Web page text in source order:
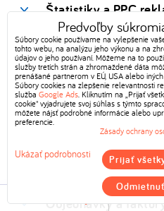
Štatistiky a PPC
Internetový obchod
Nástroje na
Sklad
Objednávky a
Predvoľby
Súbory cookie používame na vylepšenie
tohto webu, na analýzu jeho výkonu a na
údajov o jeho používaní. Môžeme na to
služby tretích strán a zhromaždené dáta
prenášané partnerom v EÚ, USA alebo
Súbory cookies na zlepšenie relevantnosti
služba Google Ads. Kliknutím na „Prijať
cookie" vyjadrujete svoj súhlas s týmto
môžete nájsť podrobné informácie alebo
preferencie.
Zásady ochrany
Ukázať podrobnosti Prijať